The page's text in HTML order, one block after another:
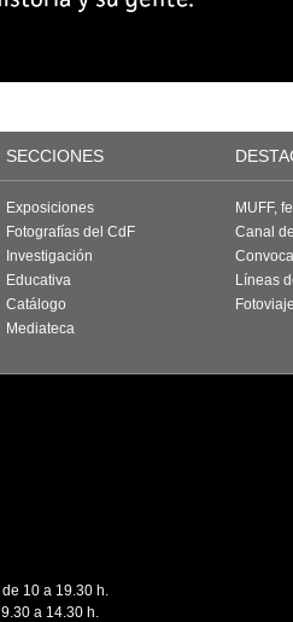
SECCIONES
Exposiciones
Fotografías del CdF
Investigación
Educativa
Catálogo
Mediateca
MUFF,
Canal
Líneas
10 a 19.30 h.
a 14.30 h.